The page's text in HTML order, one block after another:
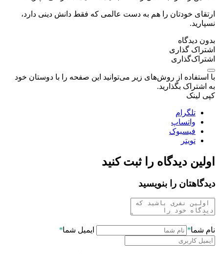
ارتقای خودتان را هم به دست عالمی که فقط دانش دینی دارد،
نسپارید.
بدون دیدگاه
اشتراک گذاری
اشتراک‌گذاری
با استفاده از روش‌های زیر می‌توانید این صفحه را با دوستان خود
به اشتراک بگذارید.
کپی لینک
تلگرام
واتساپ
فیسبوک
تویتر
اولین دیدگاه را ثبت کنید
دیدگاهتان را بنویسید
نام شما* ایمیل شما*